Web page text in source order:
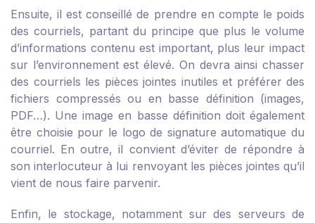
Ensuite, il est conseillé de prendre en compte le poids
des courriels, partant du principe que plus le volume
d’informations contenu est important, plus leur impact
sur l’environnement est élevé. On devra ainsi chasser
des courriels les pièces jointes inutiles et préférer des
fichiers compressés ou en basse définition (images,
PDF…). Une image en basse définition doit également
être choisie pour le logo de signature automatique du
courriel. En outre, il convient d’éviter de répondre à
son interlocuteur à lui renvoyant les pièces jointes qu’il
vient de nous faire parvenir.
Enfin, le stockage, notamment sur des serveurs de